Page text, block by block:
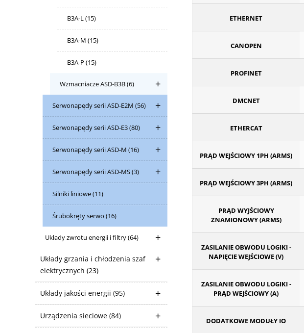
B3A-L(15)
B3A-M (15)
B3A-P (15)
Wzmacniacze ASD-B3B(6)
Serwonapędy serii ASD-E2M (56)
Serwonapędy serii ASD-E3(80)
Serwonapędy serii ASD-M (16)
Serwonapędy serii ASD-MS(3)
Silniki liniowe(11)
Śrubokręty serwo (16)
Układy zwrotu energii i filtry(64)
Układy grzania i chłodzenia szaf
elektrycznych (23)
Układy jakości energii (95)
Urządzenia sieciowe (84)
ETHERNET
CANOPEN
PROFINET
DMCNET
ETHERCAT
PRĄD WEJŚCIOWY 1PH (ARMS)
PRĄD WEJŚCIOWY 3PH (ARMS)
PRĄD WYJŚCIOWY
ZNAMIONOWY (ARMS)
ZASILANIE OBWODU LOGIKI -
NAPIĘCIE WEJŚCIOWE (V)
ZASILANIE OBWODU LOGIKI -
PRĄD WEJŚCIOWY (A)
DODATKOWE MODUŁY IO